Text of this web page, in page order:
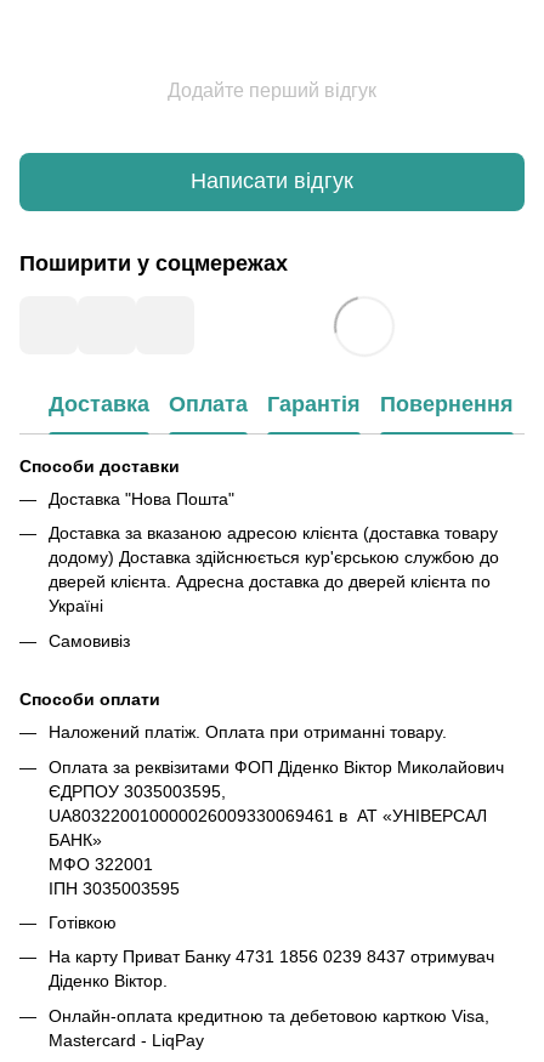
Додайте перший відгук
Написати відгук
Поширити у соцмережах
Доставка Оплата Гарантія Повернення
Способи доставки
Доставка "Нова Пошта"
Доставка за вказаною адресою клієнта (доставка товару
додому) Доставка здійснюється кур'єрською службою до
дверей клієнта. Адресна доставка до дверей клієнта по
Україні
Самовивіз
Способи оплати
Наложений платіж. Оплата при отриманні товару.
Оплата за реквізитами ФОП Діденко Віктор Миколайович
ЄДРПОУ 3035003595,
UA803220010000026009330069461 в АТ «УНІВЕРСАЛ
БАНК»
МФО 322001
ІПН 3035003595
Готівкою
На карту Приват Банку 4731 1856 0239 8437 отримувач
Діденко Віктор.
Онлайн-оплата кредитною та дебетовою карткою Visa,
Mastercard - LiqPay